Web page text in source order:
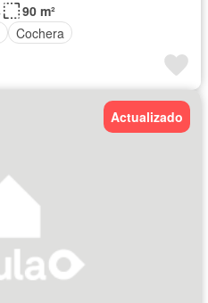
90 m²
Cochera
Actualizado